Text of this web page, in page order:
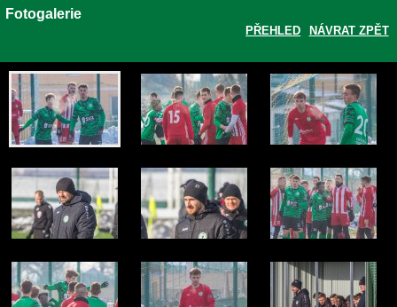
Zobrazit galerii
Fotogalerie
NÁVRAT ZPĚT
PŘEHLED